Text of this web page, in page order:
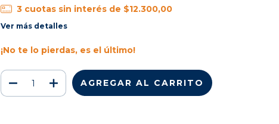
3 cuotas sin interés de $12.300,00
Ver más detalles
¡No te lo pierdas, es el último!